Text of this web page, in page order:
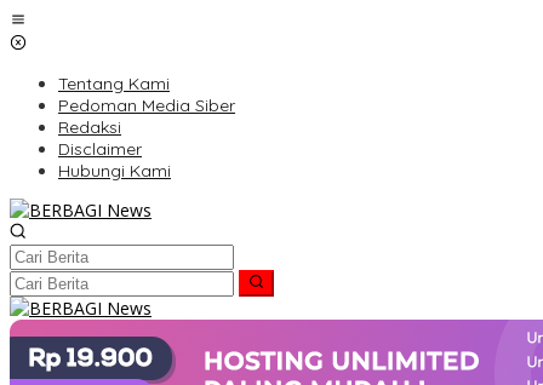
Lewati
ke
Tentang Kami
Pedoman Media Siber
Redaksi
Disclaimer
Hubungi Kami